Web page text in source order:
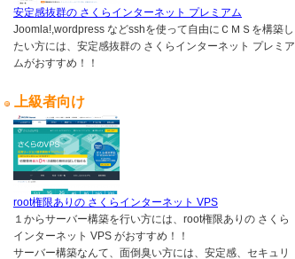
安定感抜群の さくらインターネット プレミアム
Joomla!,wordpress などsshを使って自由にＣＭＳを構築し
たい方には、安定感抜群の さくらインターネット プレミア
ムがおすすめ！！
上級者向け
root権限ありの さくらインターネット VPS
１からサーバー構築を行い方には、root権限ありの さくら
インターネット VPS がおすすめ！！
サーバー構築なんて、面倒臭い方には、安定感、セキュリ